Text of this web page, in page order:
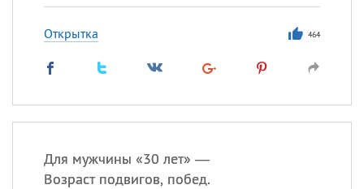
Открытка 464
Для мужчины «30 лет» —
Возраст подвигов, побед.